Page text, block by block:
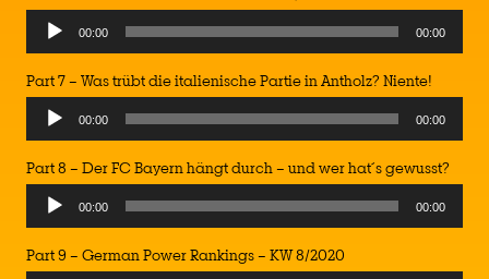
Audio
Player
00:00 00:00
Part 7 – Was trübt die italienische Partie in Antholz? Niente!
Audio
Player
00:00 00:00
Part 8 – Der FC Bayern hängt durch – und wer hat´s gewusst?
Audio
Player
00:00 00:00
Part 9 – German Power Rankings – KW 8/2020